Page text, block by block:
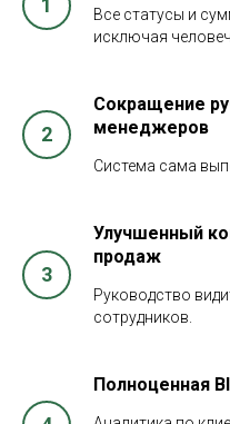
Все статусы и
исключая
Сокращение
менеджеров
Система сама
Улучшенный
продаж
Руководство
сотрудников.
Полноценная